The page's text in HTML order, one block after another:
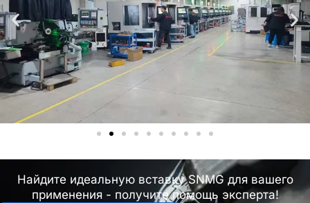
Найдите идеальную вставку SNMG для вашего
применения - получите помощь эксперта!